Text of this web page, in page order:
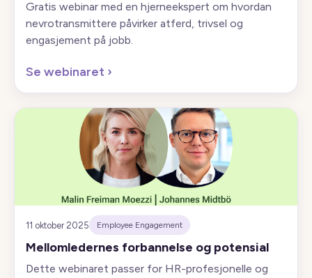
Gratis webinar med en hjerneekspert om hvordan
nevrotransmittere påvirker atferd, trivsel og
engasjement på jobb.
Se webinaret ›
11 oktober 2025 Employee Engagement
Mellomledernes forbannelse og potensial
Dette webinaret passer for HR-profesjonelle og